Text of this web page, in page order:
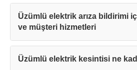
Üzümlü elektrik arıza bildirimi
ve müşteri hizmetleri
Üzümlü elektrik kesintisi ne